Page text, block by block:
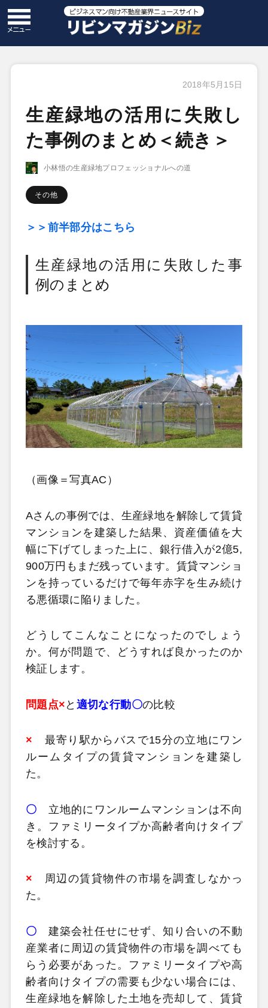
2018年5月15日
生産緑地の活用に失敗し
た事例のまとめ＜続き＞
小林悟の生産緑地プロフェッショナルへの道
その他
＞＞前半部分はこちら
生産緑地の活用に失敗した事
例のまとめ
（画像＝写真AC）
Aさんの事例では、生産緑地を解除して賃貸
マンションを建築した結果、資産価値を大
幅に下げてしまった上に、銀行借入が2億5,
900万円もまだ残っています。賃貸マンショ
ンを持っているだけで毎年赤字を生み続け
る悪循環に陥りました。
どうしてこんなことになったのでしょう
か。何が問題で、どうすれば良かったのか
検証します。
問題点× と 適切な行動〇の比較
× 最寄り駅からバスで15分の立地にワン
ルームタイプの賃貸マンションを建築し
た。
〇 立地的にワンルームマンションは不向
き。ファミリータイプか高齢者向けタイプ
を検討する。
× 周辺の賃貸物件の市場を調査しなかっ
た。
〇 建築会社任せにせず、知り合いの不動
産業者に周辺の賃貸物件の市場を調べても
らう必要があった。ファミリータイプや高
齢者向けタイプの需要も少ない場合には、
生産緑地を解除した土地を売却して、賃貸